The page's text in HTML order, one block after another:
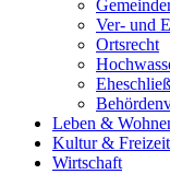
Ver- und
Ortsrecht
Leben &
Kultur & Freizeit
Wirtschaft